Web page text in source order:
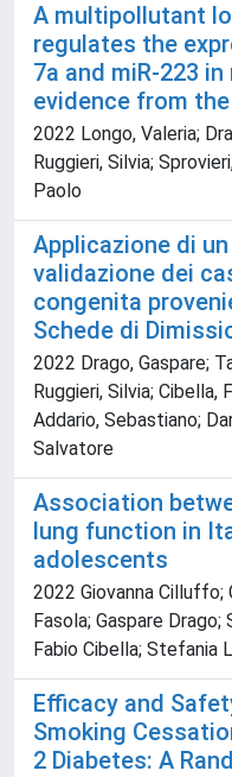
A multipollutant
regulates the
7a and miR-223
evidence from
2022 Longo, Valeria;
Ruggieri, Silvia;
Paolo
Applicazione di
validazione dei
congenita
Schede di
2022 Drago, Gaspare;
Ruggieri, Silvia;
Addario, Sebastiano;
Salvatore
Association
lung function in
adolescents
2022 Giovanna Cilluffo;
Fasola; Gaspare Drago;
Fabio Cibella; Stefania
Efficacy and
Smoking
2 Diabetes: A